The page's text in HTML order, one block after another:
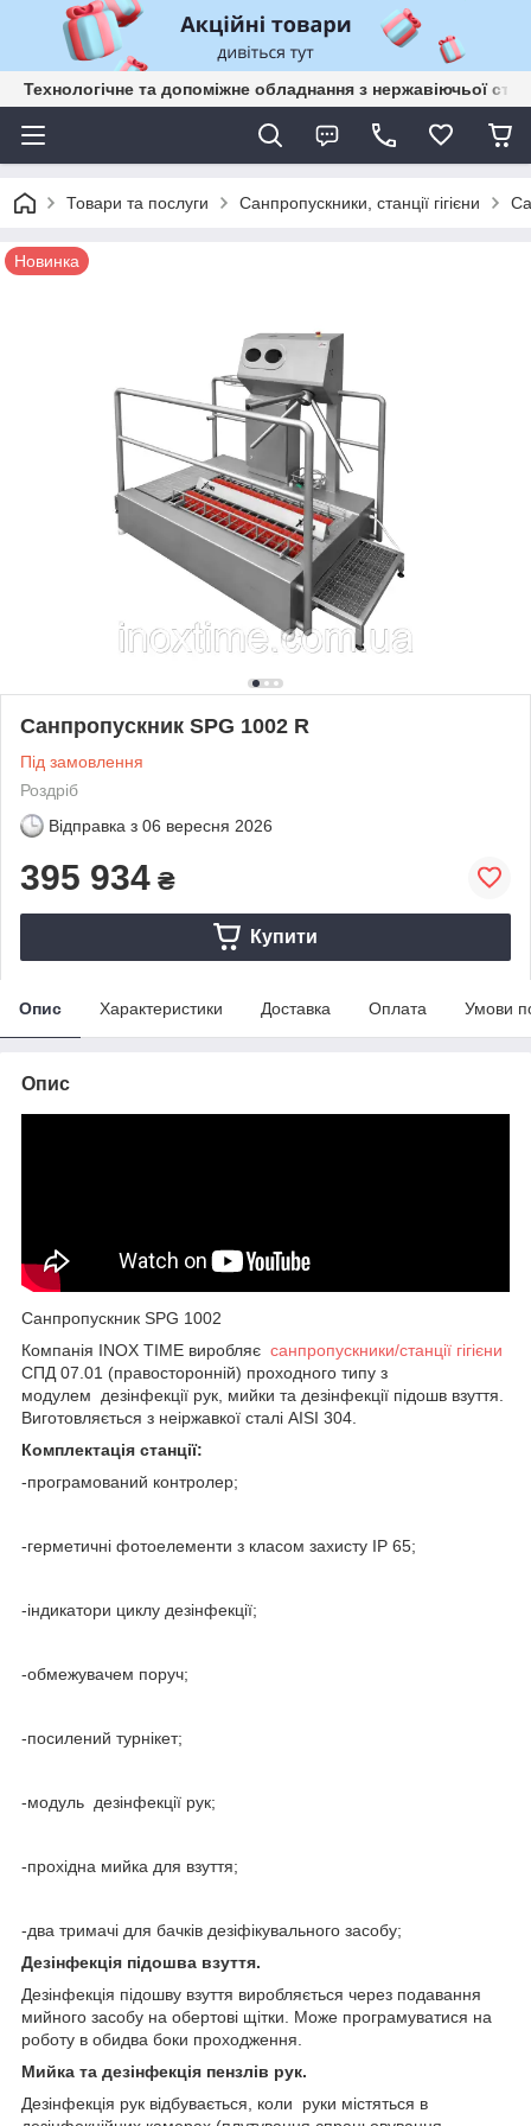
Технологічне та допоміжне обладнання з нержавіючьої
Товари та послуги Санпропускники, станції гігієни
Новинка
Санпропускник SPG 1002 R
Під замовлення
Роздріб
Відправка з 06 вересня 2026
395 934 ₴
Купити
Опис Характеристики Доставка Оплата Умови
Опис
Санпропускник SPG 1002
Компанія INOX TIME виробляє санпропускники/станції гігієни
СПД 07.01 (правосторонній) проходного типу з
модулем дезінфекції рук, мийки та дезінфекції підошв взуття.
Виготовляється з неіржавкої сталі AISI 304.
Комплектація станції:
-програмований контролер;
-герметичні фотоелементи з класом захисту IP 65;
-індикатори циклу дезінфекції;
-обмежувачем поруч;
-посилений турнікет;
-модуль дезінфекції рук;
-прохідна мийка для взуття;
-два тримачі для бачків дезіфікувального засобу;
Дезінфекція підошва взуття.
Дезінфекція підошву взуття виробляється через подавання
мийного засобу на обертові щітки. Може програмуватися на
роботу в обидва боки проходження.
Мийка та дезінфекція пензлів рук.
Дезінфекція рук відбувається, коли руки містяться в